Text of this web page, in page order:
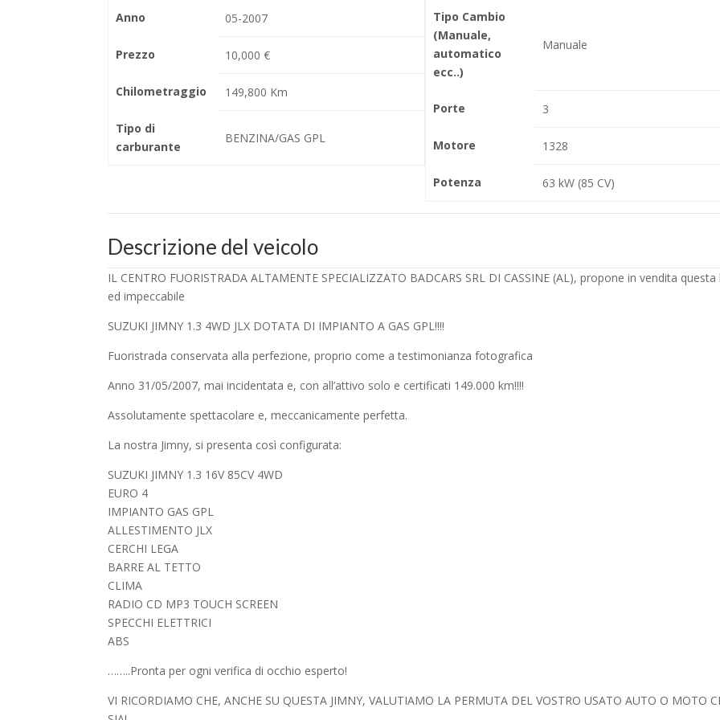
Anno 05-2007
Prezzo 10,000 €
Chilometraggio 149,800 Km
Tipo di
carburante
BENZINA/GAS GPL
Tipo Cambio
(Manuale,
automatico
ecc..)
Manuale
Porte 3
Motore 1328
Potenza 63 kW (85 CV)
Descrizione del veicolo
IL CENTRO FUORISTRADA ALTAMENTE SPECIALIZZATO BADCARS SRL DI CASSINE (AL), propone in vendita questa
ed impeccabile
SUZUKI JIMNY 1.3 4WD JLX DOTATA DI IMPIANTO A GAS GPL!!!!
Fuoristrada conservata alla perfezione, proprio come a testimonianza fotografica
Anno 31/05/2007, mai incidentata e, con all’attivo solo e certificati 149.000 km!!!!
Assolutamente spettacolare e, meccanicamente perfetta.
La nostra Jimny, si presenta così configurata:
SUZUKI JIMNY 1.3 16V 85CV 4WD
EURO 4
IMPIANTO GAS GPL
ALLESTIMENTO JLX
CERCHI LEGA
BARRE AL TETTO
CLIMA
RADIO CD MP3 TOUCH SCREEN
SPECCHI ELETTRICI
ABS
……..Pronta per ogni verifica di occhio esperto!
VI RICORDIAMO CHE, ANCHE SU QUESTA JIMNY, VALUTIAMO LA PERMUTA DEL VOSTRO USATO AUTO O MOTO